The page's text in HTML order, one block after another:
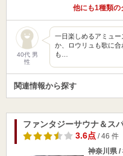
他にも1種類の
40代 男
性
一日楽しめるアミュ
か、ロウリュも歌に
も…
関連情報から探す
ファンタジーサウナ＆ス
3.6点/ 46 件
神奈川県 /